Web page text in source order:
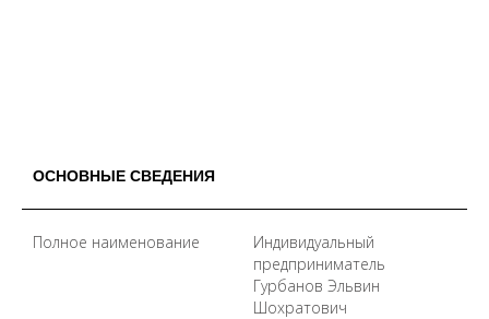
ОСНОВНЫЕ СВЕДЕНИЯ
Полное наименование
Индивидуальный
предприниматель
Гурбанов Эльвин
Шохратович